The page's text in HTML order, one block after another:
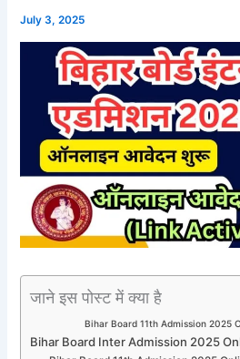
July 3, 2025
जाने इस पोस्ट में क्या है
Bihar Board 11th Admission 2025
Bihar Board Inter Admission 2025